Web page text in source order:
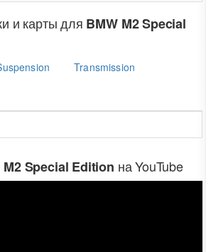
и карты для BMW M2 Special
Transmission
M2 Special Edition на YouTube